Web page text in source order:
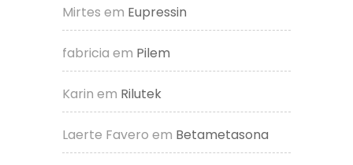
Mirtes em Eupressin
fabricia em Pilem
Karin em Rilutek
Laerte Favero em Betametasona